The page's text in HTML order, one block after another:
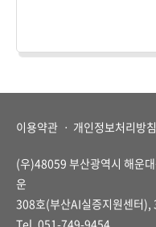
이용약관 ㆍ 개인정보처리방침
(우)48059 부산광역시 해운
운
308호(부산AI실증지원센터),
Tel. 051-749-9454